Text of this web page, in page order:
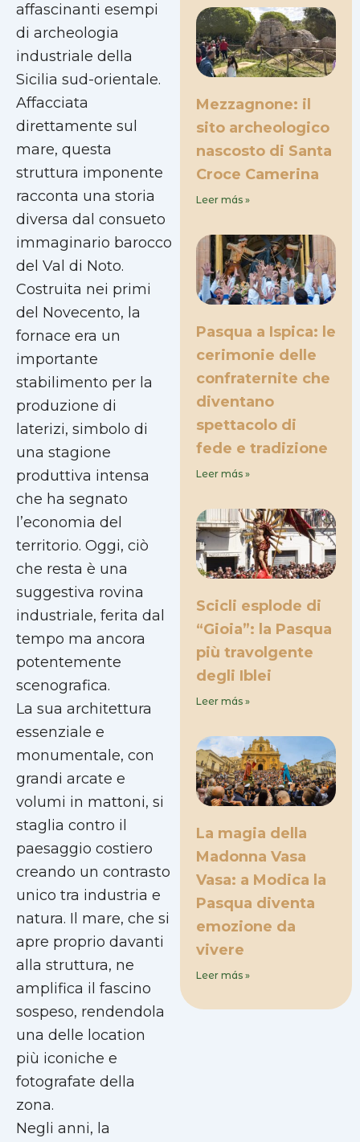
affascinanti esempi
di archeologia
industriale della
Sicilia sud-orientale.
Affacciata
direttamente sul
mare, questa
struttura imponente
racconta una storia
diversa dal consueto
immaginario barocco
del Val di Noto.
Costruita nei primi
del Novecento, la
fornace era un
importante
stabilimento per la
produzione di
laterizi, simbolo di
una stagione
produttiva intensa
che ha segnato
l’economia del
territorio. Oggi, ciò
che resta è una
suggestiva rovina
industriale, ferita dal
tempo ma ancora
potentemente
scenografica.
La sua architettura
essenziale e
monumentale, con
grandi arcate e
volumi in mattoni, si
staglia contro il
paesaggio costiero
creando un contrasto
unico tra industria e
natura. Il mare, che si
apre proprio davanti
alla struttura, ne
amplifica il fascino
sospeso, rendendola
una delle location
più iconiche e
fotografate della
zona.
Negli anni, la
Mezzagnone: il
sito archeologico
nascosto di Santa
Croce Camerina
Leer más »
Pasqua a Ispica: le
cerimonie delle
confraternite che
diventano
spettacolo di
fede e tradizione
Leer más »
Scicli esplode di
“Gioia”: la Pasqua
più travolgente
degli Iblei
Leer más »
La magia della
Madonna Vasa
Vasa: a Modica la
Pasqua diventa
emozione da
vivere
Leer más »